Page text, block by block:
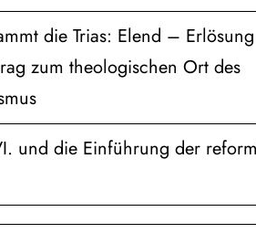
die Trias: Elend –
zum theologischen Ort des
und die Einführung der